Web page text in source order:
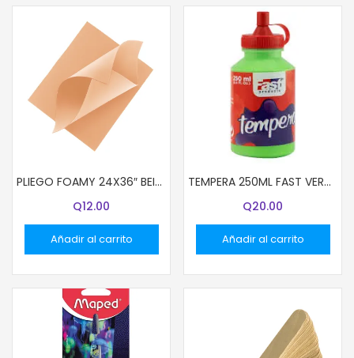
PLIEGO FOAMY 24X36″ BEIGE
Q12.00
Añadir al carrito
TEMPERA 250ML FAST VERDE LIMA
Q20.00
Añadir al carrito